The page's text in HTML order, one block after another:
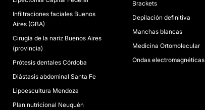
Infiltraciones faciales Buenos
Aires (GBA)
Cirugía de la nariz Buenos Aires
(provincia)
Prótesis dentales Córdoba
Diástasis abdominal Santa Fe
Lipoescultura Mendoza
Plan nutricional Neuquén
Brackets
Depilación definitiva
Manchas blancas
Medicina Ortomolecular
Ondas electromagnéticas